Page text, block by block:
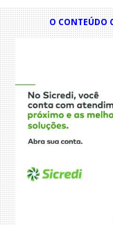
O CONTEÚDO